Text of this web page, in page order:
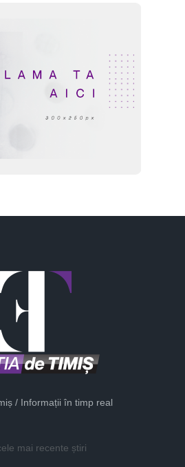
/ Informații în timp real
mai recente știri